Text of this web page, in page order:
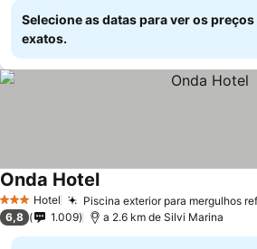
Selecione as datas para ver os preços
exatos.
3 EstrelasHotel Piscina exterior para mergulhos
Onda Hotel
6,8 1.009 a 2.6 km de Silvi Marina